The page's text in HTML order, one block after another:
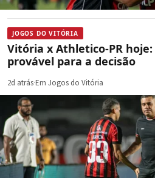
JOGOS DO VITÓRIA
Vitória x Athletico-PR
provável para a decisão
2d atrás·Em Jogos do Vitória